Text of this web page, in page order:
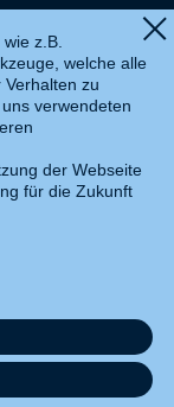
z.B.
welche alle
zu
verwendeten
der Webseite
für die Zukunft